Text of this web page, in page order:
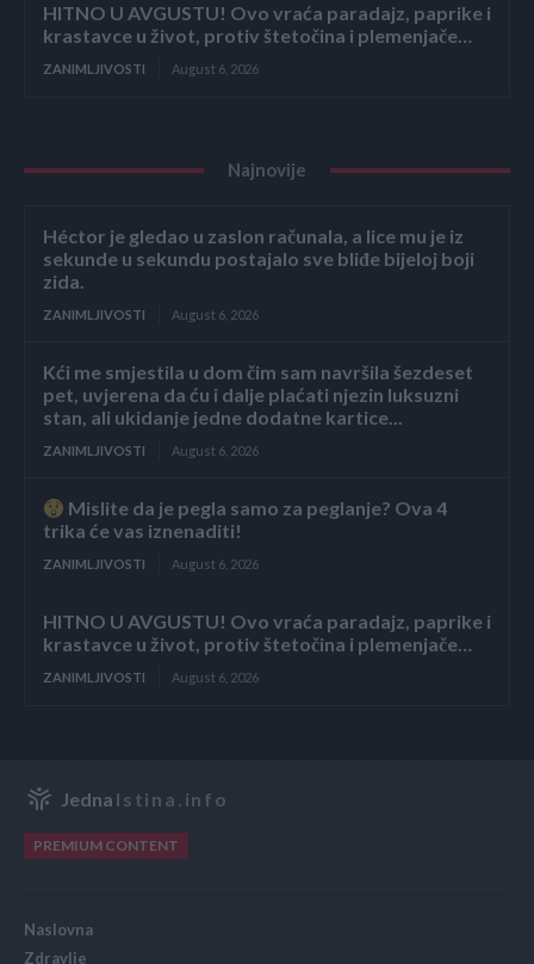
HITNO U AVGUSTU! Ovo vraća paradajz, paprike i
krastavce u život, protiv štetočina i plemenjače…
ZANIMLJIVOSTI August 6, 2026
Najnovije
Héctor je gledao u zaslon računala, a lice mu je iz
sekunde u sekundu postajalo sve bliđe bijeloj boji
zida.
ZANIMLJIVOSTI August 6, 2026
Kći me smjestila u dom čim sam navršila šezdeset
pet, uvjerena da ću i dalje plaćati njezin luksuzni
stan, ali ukidanje jedne dodatne kartice...
ZANIMLJIVOSTI August 6, 2026
Mislite da je pegla samo za peglanje? Ova 4
trika će vas iznenaditi!
ZANIMLJIVOSTI August 6, 2026
HITNO U AVGUSTU! Ovo vraća paradajz, paprike i
krastavce u život, protiv štetočina i plemenjače…
ZANIMLJIVOSTI August 6, 2026
Jedna Istina.info
PREMIUM CONTENT
Naslovna
Zdravlje